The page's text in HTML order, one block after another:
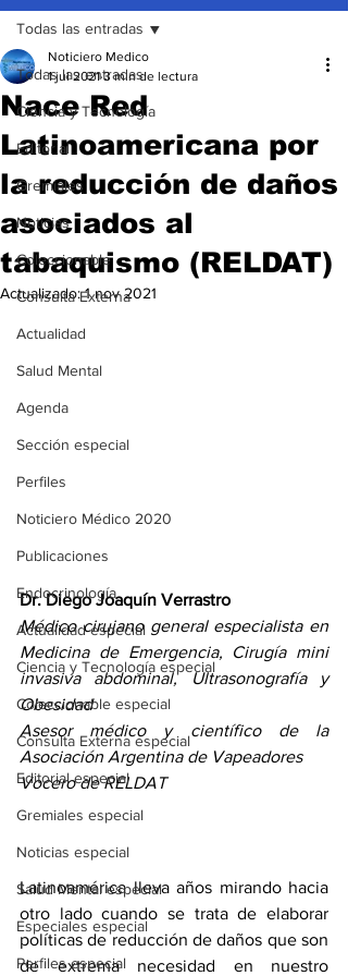
Todas las entradas
Ciencia y Tecnología
Editorial
Gremiales
Noticias
Coleccionable
Consulta Externa
Actualidad
Salud Mental
Agenda
Sección especial
Perfiles
Noticiero Médico 2020
Publicaciones
Endocrinología
Actualidad especial
Ciencia y Tecnología especial
Coleccionable especial
Consulta Externa especial
Editorial especial
Gremiales especial
Noticias especial
Salud Mental especial
Especiales especial
Perfiles especial
Todas las entradas
Nace Red
Latinoamericana por
la reducción de daños
asociados al
tabaquismo (RELDAT)
Noticiero Medico
1 jul 2021 3 min de lectura
Actualizado:1 nov 2021
Dr. Diego Joaquín Verrastro
Médico cirujano general especialista en
Medicina de Emergencia, Cirugía mini
invasiva abdominal, Ultrasonografía y
Obesidad
Asesor médico y científico de la
Asociación Argentina de Vapeadores
Vocero de RELDAT
Latinoamérica lleva años mirando hacia
otro lado cuando se trata de elaborar
políticas de reducción de daños que son
de extrema necesidad en nuestro